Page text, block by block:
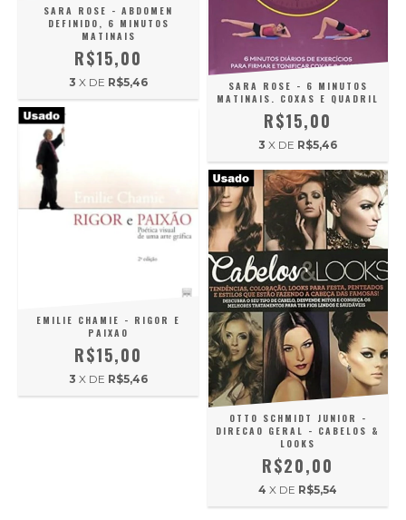
SARA ROSE - ABDOMEN
DEFINIDO, 6 MINUTOS
MATINAIS
R$15,00
3 X DE R$5,46
SARA ROSE - 6 MINUTOS
MATINAIS. COXAS E QUADRIL
R$15,00
3 X DE R$5,46
EMILIE CHAMIE - RIGOR E
PAIXAO
R$15,00
3 X DE R$5,46
OTTO SCHMIDT JUNIOR -
DIRECAO GERAL - CABELOS &
LOOKS
R$20,00
4 X DE R$5,54